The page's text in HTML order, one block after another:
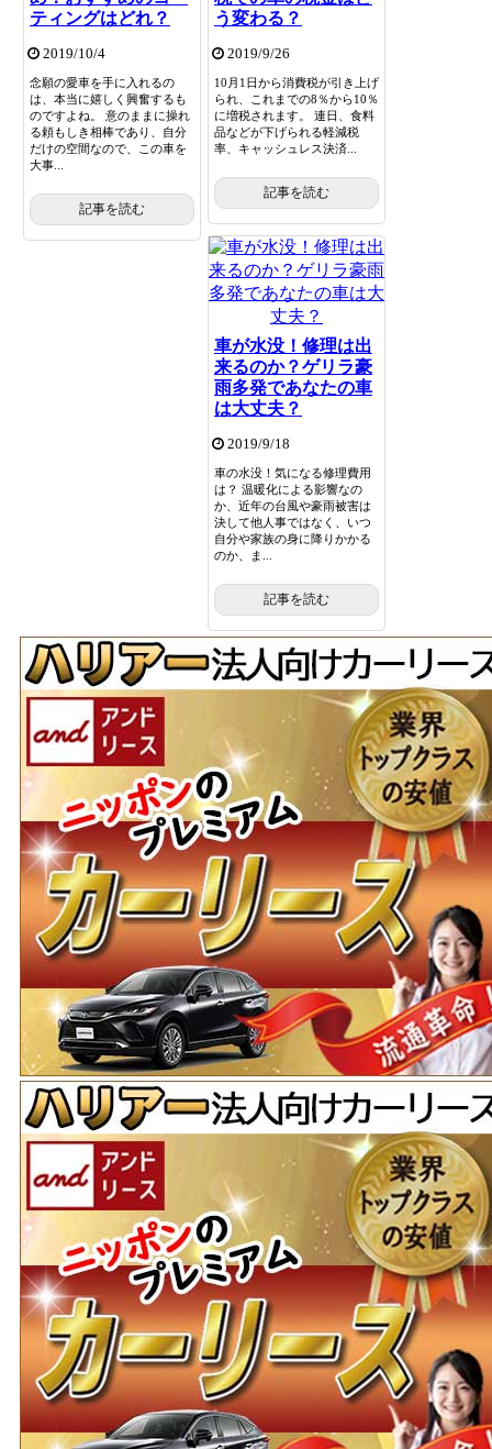
ティングはどれ？
2019/10/4
念願の愛車を手に入れるの
は、本当に嬉しく興奮するも
のですよね。 意のままに操れ
る頼もしき相棒であり、自分
だけの空間なので、この車を
大事...
記事を読む
う変わる？
2019/9/26
10月1日から消費税が引き上げ
られ、これまでの8％から10％
に増税されます。 連日、食料
品などが下げられる軽減税
率、キャッシュレス決済...
記事を読む
車が水没！修理は出
来るのか？ゲリラ豪
雨多発であなたの車
は大丈夫？
2019/9/18
車の水没！気になる修理費用
は？ 温暖化による影響なの
か、近年の台風や豪雨被害は
決して他人事ではなく、いつ
自分や家族の身に降りかかる
のか、ま...
記事を読む